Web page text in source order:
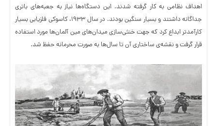
اهداف نظامی به کار گرفته شدند. این دستگاه‌ها نیاز به جعبه‌های باتری
جداگانه داشتند و بسیار سنگین بودند. در سال ۱۹۳۳، کاسوکی فلزیابی بسیار
کارآمدتر ابداع کرد که جهت خنثی‌سازی میدان‌های مین آلمان‌ها مورد استفاده
قرار گرفت و نقشه‌ی ساختاری آن تا سال‌ها به صورت محرمانه حفظ شد.